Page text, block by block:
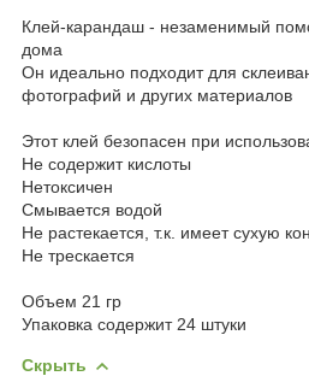
Клей-карандаш - незаменимый
дома
Он идеально подходит для
фотографий и других материалов
Этот клей безопасен при
Не содержит кислоты
Нетоксичен
Смывается водой
Не растекается, т.к. имеет сухую
Не трескается
Объем 21 гр
Упаковка содержит 24 штуки
Скрыть